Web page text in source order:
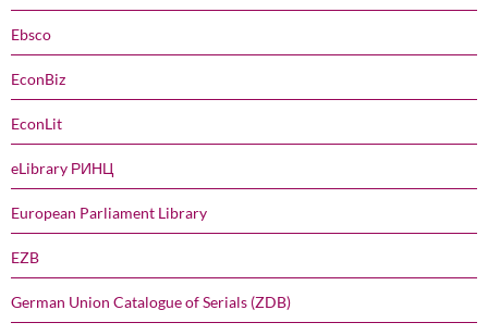
Ebsco
EconBiz
EconLit
eLibrary РИНЦ
European Parliament Library
EZB
German Union Catalogue of Serials (ZDB)